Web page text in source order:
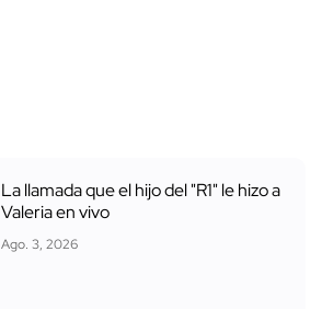
La llamada que el hijo del "R1" le hizo a
Valeria en vivo
Ago. 3, 2026